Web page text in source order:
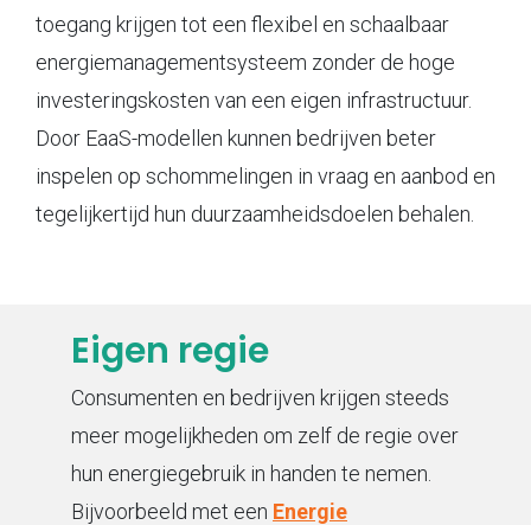
toegang krijgen tot een flexibel en schaalbaar
energiemanagementsysteem zonder de hoge
investeringskosten van een eigen infrastructuur.
Door EaaS-modellen kunnen bedrijven beter
inspelen op schommelingen in vraag en aanbod en
tegelijkertijd hun duurzaamheidsdoelen behalen.
Eigen regie
Consumenten en bedrijven krijgen steeds
meer mogelijkheden om zelf de regie over
hun energiegebruik in handen te nemen.
Bijvoorbeeld met een Energie